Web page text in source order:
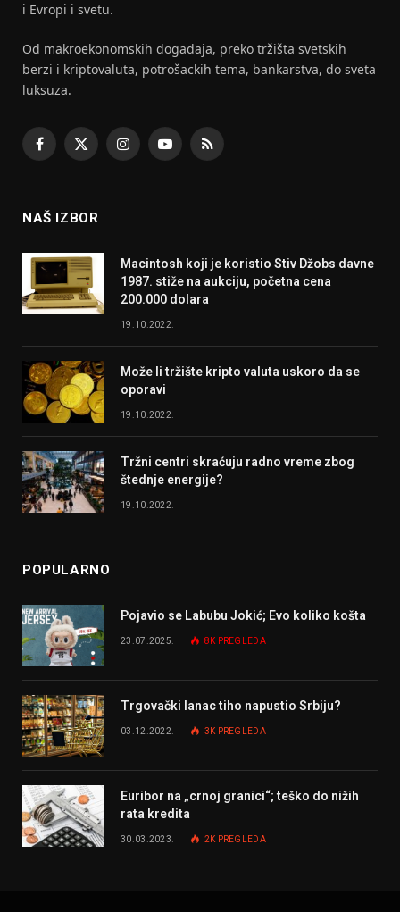
i Evropi i svetu.
Od makroekonomskih dogadaja, preko tržišta svetskih
berzi i kriptovaluta, potrošackih tema, bankarstva, do sveta
luksuza.
Facebook
X
InstagramYouTubeRSS
NAŠ IZBOR
Macintosh koji je koristio Stiv Džobs davne
1987. stiže na aukciju, početna cena
200.000 dolara
19.10.2022.
Može li tržište kripto valuta uskoro da se
oporavi
19.10.2022.
Tržni centri skraćuju radno vreme zbog
štednje energije?
19.10.2022.
POPULARNO
Pojavio se Labubu Jokić; Evo koliko košta
23.07.2025. 8K PREGLEDA
Trgovački lanac tiho napustio Srbiju?
03.12.2022. 3K PREGLEDA
Euribor na „crnoj granici“; teško do nižih
rata kredita
30.03.2023. 2K PREGLEDA